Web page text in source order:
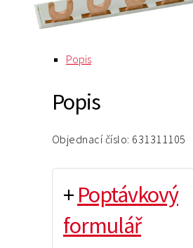
Popis
Popis
Objednací číslo: 631311105
+ Poptávkový
formulář